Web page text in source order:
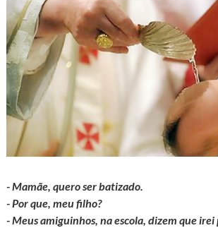
- Mamãe, quero ser batizado.
- Por que, meu filho?
- Meus amiguinhos, na escola, dizem que